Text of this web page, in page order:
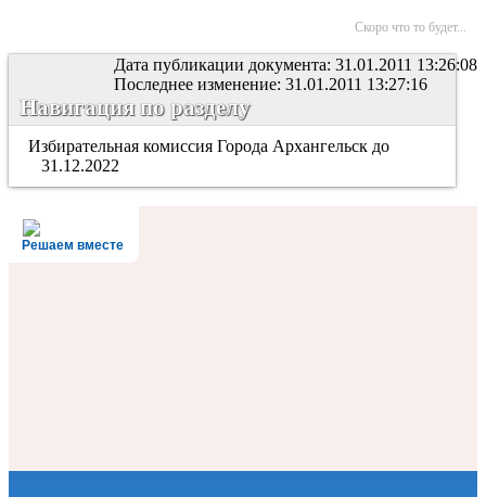
Скоро что то будет...
Дата публикации документа: 31.01.2011 13:26:08
Последнее изменение: 31.01.2011 13:27:16
Навигация по разделу
Избирательная комиссия Города Архангельск до
31.12.2022
Решаем вместе